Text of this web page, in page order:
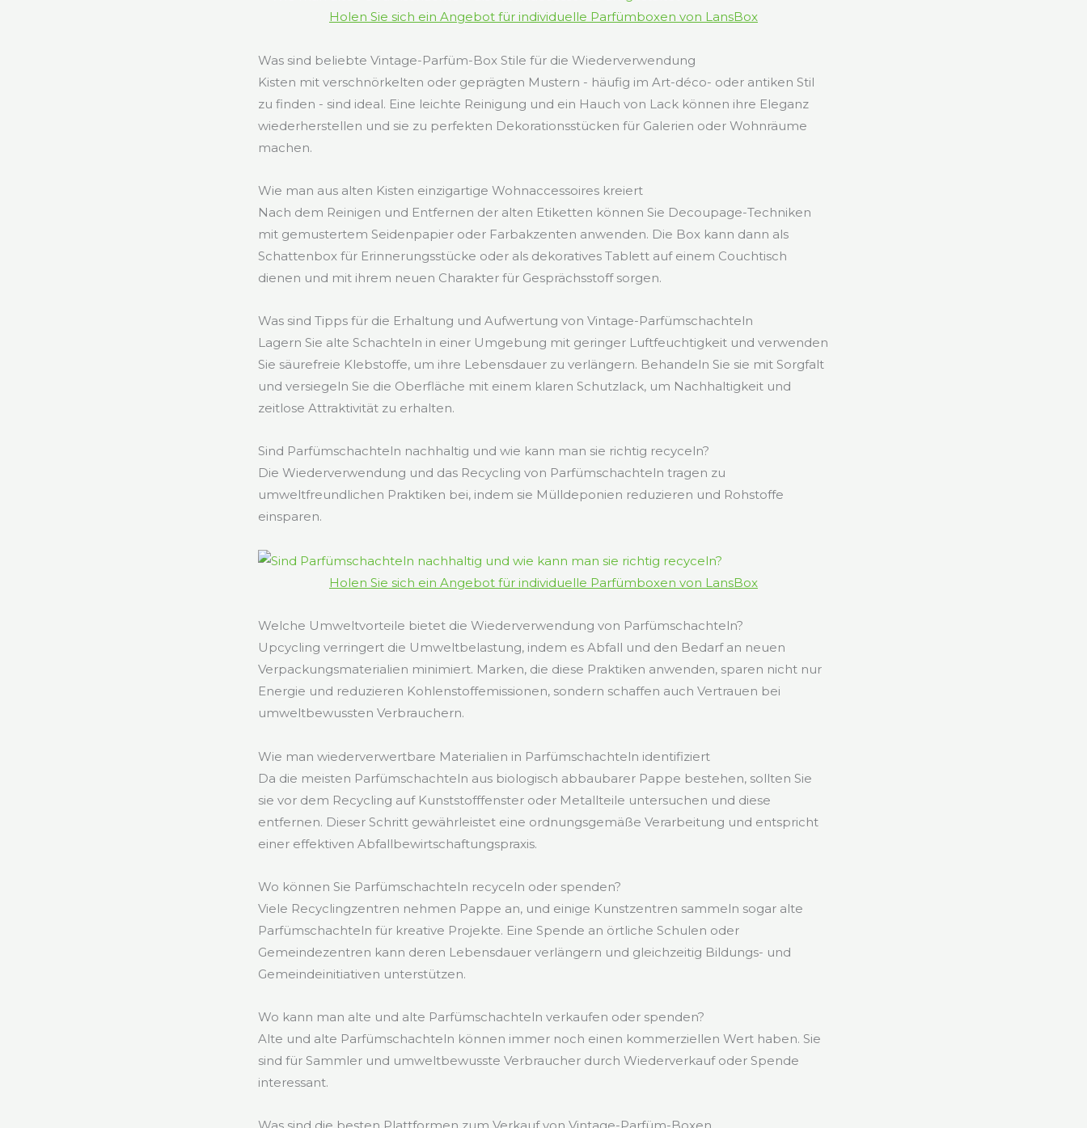
Holen Sie sich ein Angebot für individuelle Parfümboxen von LansBox
Was sind beliebte Vintage-Parfüm-Box Stile für die Wiederverwendung
Kisten mit verschnörkelten oder geprägten Mustern - häufig im Art-déco- oder antiken Stil
zu finden - sind ideal. Eine leichte Reinigung und ein Hauch von Lack können ihre Eleganz
wiederherstellen und sie zu perfekten Dekorationsstücken für Galerien oder Wohnräume
machen.
Wie man aus alten Kisten einzigartige Wohnaccessoires kreiert
Nach dem Reinigen und Entfernen der alten Etiketten können Sie Decoupage-Techniken
mit gemustertem Seidenpapier oder Farbakzenten anwenden. Die Box kann dann als
Schattenbox für Erinnerungsstücke oder als dekoratives Tablett auf einem Couchtisch
dienen und mit ihrem neuen Charakter für Gesprächsstoff sorgen.
Was sind Tipps für die Erhaltung und Aufwertung von Vintage-Parfümschachteln
Lagern Sie alte Schachteln in einer Umgebung mit geringer Luftfeuchtigkeit und verwenden
Sie säurefreie Klebstoffe, um ihre Lebensdauer zu verlängern. Behandeln Sie sie mit Sorgfalt
und versiegeln Sie die Oberfläche mit einem klaren Schutzlack, um Nachhaltigkeit und
zeitlose Attraktivität zu erhalten.
Sind Parfümschachteln nachhaltig und wie kann man sie richtig recyceln?
Die Wiederverwendung und das Recycling von Parfümschachteln tragen zu
umweltfreundlichen Praktiken bei, indem sie Mülldeponien reduzieren und Rohstoffe
einsparen.
Holen Sie sich ein Angebot für individuelle Parfümboxen von LansBox
Welche Umweltvorteile bietet die Wiederverwendung von Parfümschachteln?
Upcycling verringert die Umweltbelastung, indem es Abfall und den Bedarf an neuen
Verpackungsmaterialien minimiert. Marken, die diese Praktiken anwenden, sparen nicht nur
Energie und reduzieren Kohlenstoffemissionen, sondern schaffen auch Vertrauen bei
umweltbewussten Verbrauchern.
Wie man wiederverwertbare Materialien in Parfümschachteln identifiziert
Da die meisten Parfümschachteln aus biologisch abbaubarer Pappe bestehen, sollten Sie
sie vor dem Recycling auf Kunststofffenster oder Metallteile untersuchen und diese
entfernen. Dieser Schritt gewährleistet eine ordnungsgemäße Verarbeitung und entspricht
einer effektiven Abfallbewirtschaftungspraxis.
Wo können Sie Parfümschachteln recyceln oder spenden?
Viele Recyclingzentren nehmen Pappe an, und einige Kunstzentren sammeln sogar alte
Parfümschachteln für kreative Projekte. Eine Spende an örtliche Schulen oder
Gemeindezentren kann deren Lebensdauer verlängern und gleichzeitig Bildungs- und
Gemeindeinitiativen unterstützen.
Wo kann man alte und alte Parfümschachteln verkaufen oder spenden?
Alte und alte Parfümschachteln können immer noch einen kommerziellen Wert haben. Sie
sind für Sammler und umweltbewusste Verbraucher durch Wiederverkauf oder Spende
interessant.